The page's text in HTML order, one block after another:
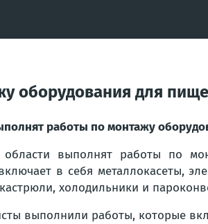
оборудования для
работы по монтажу
выполнят работы по
в себя металлокасеты,
холодильники и
выполнили работы, которые